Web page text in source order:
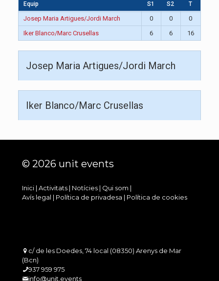
Equip S1 S2 T
Josep Maria Artigues/Jordi March 0 0
0
Iker Blanco/Marc Crusellas
6 6 16
Josep Maria Artigues/Jordi March
Iker Blanco/Marc Crusellas
© 2026 unit events
Inici | Activitats | Notícies | Qui som |
Avís legal | Política de privadesa | Política de cookies
c/ de les Doedes, 74 local (08350) Arenys de Mar
(Bcn)
937 959 975
info@unit.events